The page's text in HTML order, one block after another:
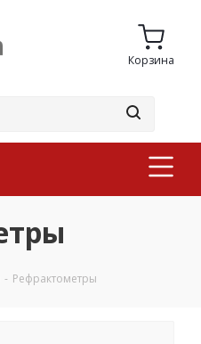
Корзина
- Рефрактометры